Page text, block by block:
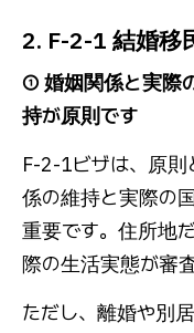
2. F-2-1 結婚移
① 婚姻関係と実際
持が原則です
F-2-1ビザは、原
係の維持と実際の
重要です。住所地
際の生活実態が審
ただし、離婚や別